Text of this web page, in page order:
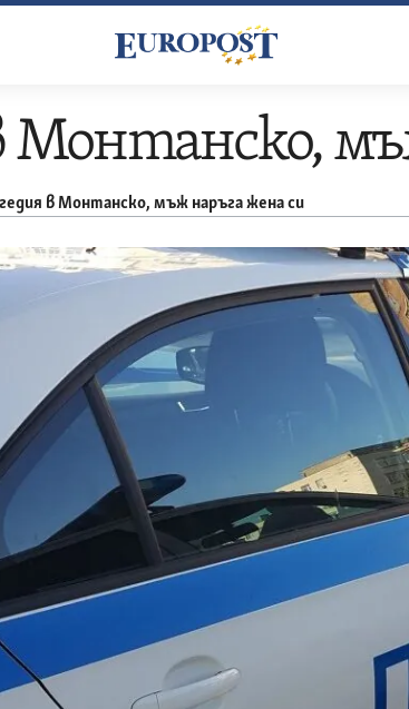
Монтанско,
в Монтанско, мъж наръга жена си